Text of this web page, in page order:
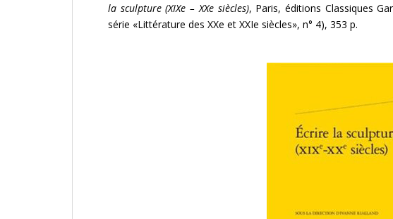
la sculpture (XIXe – XXe siècles), Paris, éditions Classiques
série «Littérature des XXe et XXIe siècles», n° 4), 353 p.